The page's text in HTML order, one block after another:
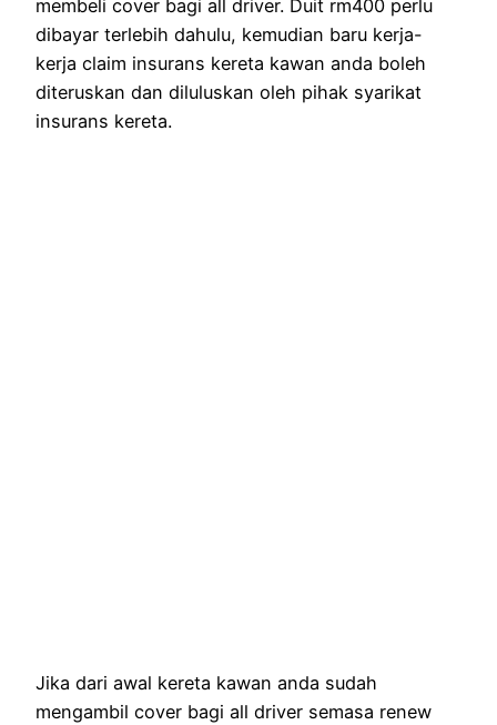
membeli cover bagi all driver. Duit rm400 perlu
dibayar terlebih dahulu, kemudian baru kerja-
kerja claim insurans kereta kawan anda boleh
diteruskan dan diluluskan oleh pihak syarikat
insurans kereta.
Jika dari awal kereta kawan anda sudah
mengambil cover bagi all driver semasa renew